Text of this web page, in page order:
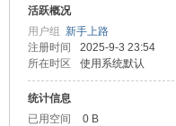
活跃概况
用户组 新手上路
注册时间
2025-9-3 23:54
所在时区
使用系统默认
统计信息
已用空间
0 B